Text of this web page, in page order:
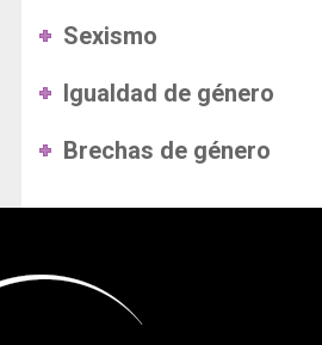
Sexismo
Igualdad de género
Brechas de género